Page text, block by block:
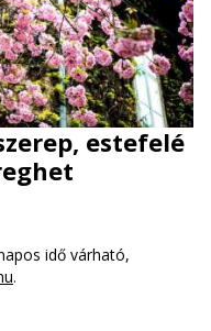
estefelé
idő várható,
.